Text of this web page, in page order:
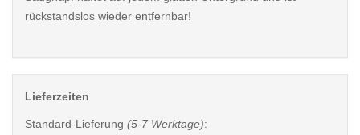
rückstandslos wieder entfernbar!
Lieferzeiten
Standard-Lieferung (5-7 Werktage):